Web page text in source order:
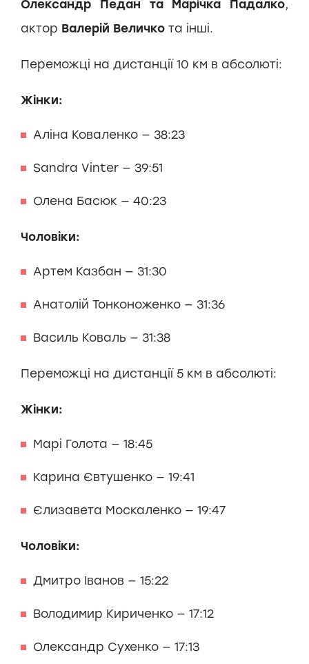
Олександр Педан та Марічка Падалко,
актор Валерій Величко та інші.
Переможці на дистанції 10 км в абсолюті:
Жінки:
Аліна Коваленко — 38:23
Sandra Vinter — 39:51
Олена Басюк — 40:23
Чоловіки:
Артем Казбан — 31:30
Анатолій Тонконоженко — 31:36
Василь Коваль — 31:38
Переможці на дистанції 5 км в абсолюті:
Жінки:
Марі Голота — 18:45
Карина Євтушенко — 19:41
Єлизавета Москаленко — 19:47
Чоловіки:
Дмитро Іванов — 15:22
Володимир Кириченко — 17:12
Олександр Сухенко — 17:13